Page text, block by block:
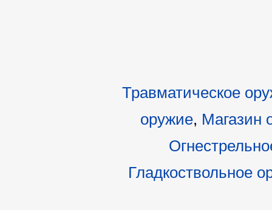
Травматическое
оружие, Магазин
Гладкоствольное